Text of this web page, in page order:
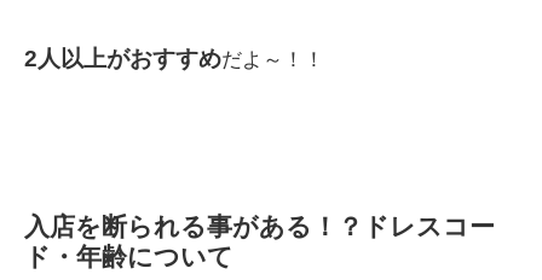
2人以上がおすすめだよ～！！
入店を断られる事がある！？ドレスコー
ド・年齢について